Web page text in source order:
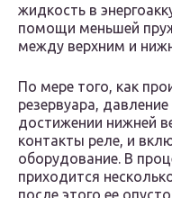
жидкость в
помощи меньшей
между верхним и
По мере того, как
резервуара,
достижении нижней
контакты реле, и
оборудование. В
приходится
после этого ее